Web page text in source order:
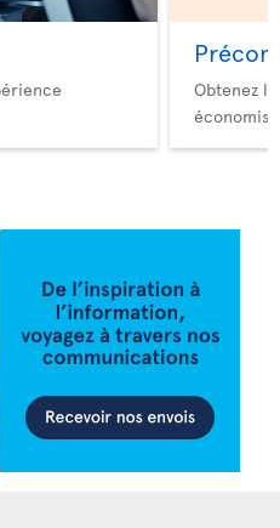
Obtenez